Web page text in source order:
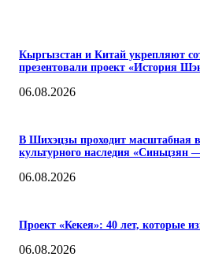
Кыргызстан и Китай укрепляют
презентовали проект «История
06.08.2026
В Шихэцзы проходит масштабная
культурного наследия «Синьцзян
06.08.2026
Проект «Кекея»: 40 лет, которые
06.08.2026